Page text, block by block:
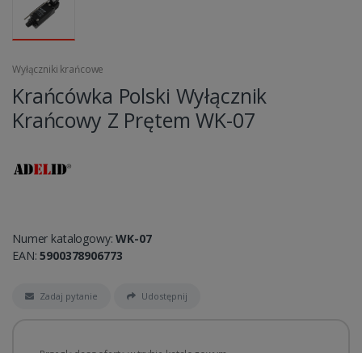
Wyłączniki krańcowe
Krańcówka Polski Wyłącznik
Krańcowy Z Prętem WK-07
Numer katalogowy:WK-07
EAN:5900378906773
Zadaj pytanie Udostępnij